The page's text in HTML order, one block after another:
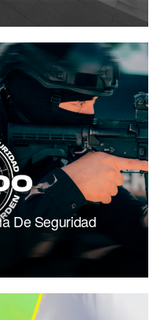
De Seguridad